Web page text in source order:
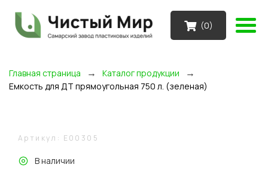
(0)
Главная страница → Каталог продукции →
Емкость для ДТ прямоугольная 750 л. (зеленая)
Артикул: E00305
В наличии